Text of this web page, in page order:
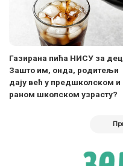
Газирана пића НИСУ за
Зашто им, онда, родитељи
дају већ у предшколском и
раном школском узрасту?